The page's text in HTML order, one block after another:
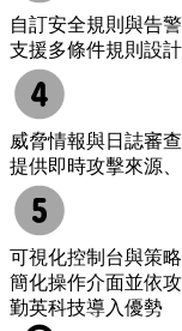
自訂安全規則與告
支援多條件規則設
威脅情報與日誌審查
提供即時攻擊來源
可視化控制台與策
簡化操作介面並依
勤英科技導入優勢